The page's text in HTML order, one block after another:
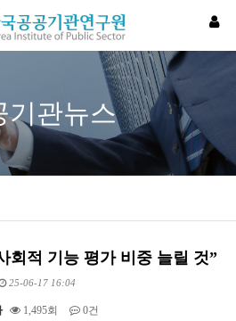
기관뉴스
회적 기능 평가 비중 늘릴 것”
25-06-17 16:04
1,495회 0건